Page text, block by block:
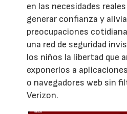
en las necesidades
generar confianza y
preocupaciones
una red de seguridad
los niños la libertad que
exponerlos a
o navegadores web sin
Verizon.